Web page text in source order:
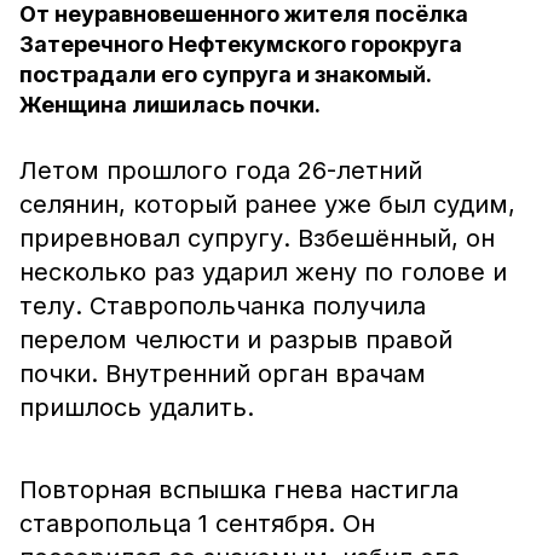
От неуравновешенного жителя посёлка
Затеречного Нефтекумского горокруга
пострадали его супруга и знакомый.
Женщина лишилась почки.
Летом прошлого года 26-летний
селянин, который ранее уже был судим,
приревновал супругу. Взбешённый, он
несколько раз ударил жену по голове и
телу. Ставропольчанка получила
перелом челюсти и разрыв правой
почки. Внутренний орган врачам
пришлось удалить.
Повторная вспышка гнева настигла
ставропольца 1 сентября. Он